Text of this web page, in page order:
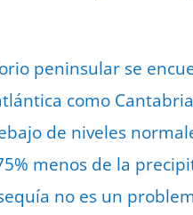
peninsular se
como
de niveles
menos de la
no es un